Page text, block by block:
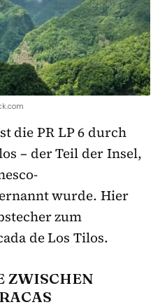
die PR LP 6 durch
– der Teil der Insel,
wurde. Hier
zum
de Los Tilos.
ZWISCHEN